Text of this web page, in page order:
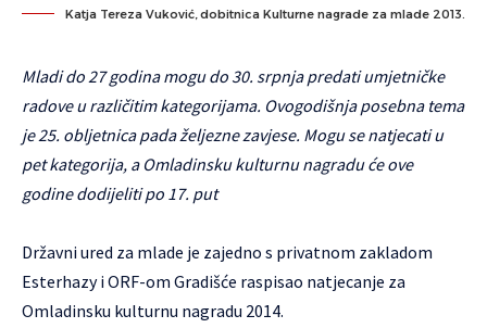
Katja Tereza Vuković, dobitnica Kulturne nagrade za mlade 2013.
Mladi do 27 godina mogu do 30. srpnja predati umjetničke
radove u različitim kategorijama. Ovogodišnja posebna tema
je 25. obljetnica pada željezne zavjese. Mogu se natjecati u
pet kategorija, a Omladinsku kulturnu nagradu će ove
godine dodijeliti po 17. put
Državni ured za mlade je zajedno s privatnom zakladom
Esterhazy i ORF-om Gradišće raspisao natjecanje za
Omladinsku kulturnu nagradu 2014.